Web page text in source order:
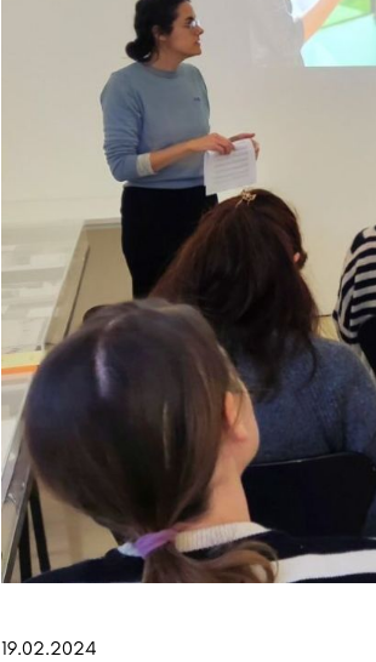
19.02.2024